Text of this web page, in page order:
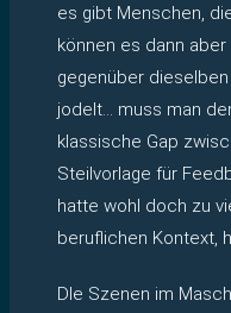
es gibt Menschen,
können es dann
gegenüber
jodelt… muss man
klassische Gap
Steilvorlage für
hatte wohl doch zu
beruflichen Kontext,
DIe Szenen im